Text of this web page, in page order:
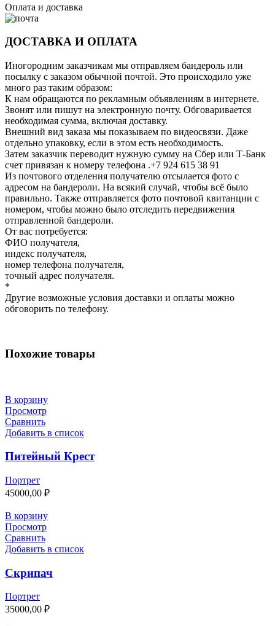
Оплата и доставка
ДОСТАВКА И ОПЛАТА
Иногородним заказчикам мы отправляем бандероль или
посылку с заказом обычной почтой. Это происходило уже
много раз таким образом:
К нам обращаются по рекламным объявлениям в интернете.
Звонят или пишут на электронную почту. Обговаривается
необходимая сумма, включая доставку.
Внешний вид заказа мы показываем по видеосвязи. Даже
отдельно упаковку, если в этом есть необходимость.
Затем заказчик переводит нужную сумму на Сбер или Т-Банк
счет привязан к номеру телефона .+7 924 615 38 91
Из почтового отделения получателю отсылается фото с
адресом на бандероли. На всякий случай, чтобы всё было
правильно. Также отправляется фото почтовой квитанции с
номером, чтобы можно было отследить передвижения
отправленной бандероли.
От вас потребуется:
ФИО получателя,
индекс получателя,
номер телефона получателя,
точный адрес получателя.
*
Другие возможные условия доставки и оплаты можно
обговорить по телефону.
Похожие товары
В корзину
Просмотр
Сравнить
Добавить в список
Питейный Крест
Портрет
45000,00 ₽
В корзину
Просмотр
Сравнить
Добавить в список
Скрипач
Портрет
35000,00 ₽